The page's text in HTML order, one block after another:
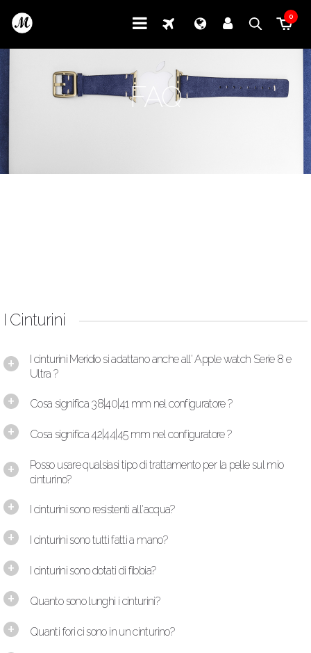
0
FAQ
I Cinturini
I cinturini Meridio si adattano anche all' Apple watch Serie 8 e
Ultra ?
Cosa significa 38|40|41 mm nel configuratore ?
Cosa significa 42|44|45 mm nel configuratore ?
Posso usare qualsiasi tipo di trattamento per la pelle sul mio
cinturino?
I cinturini sono resistenti all'acqua?
I cinturini sono tutti fatti a mano?
I cinturini sono dotati di fibbia?
Quanto sono lunghi i cinturini?
Quanti fori ci sono in un cinturino?